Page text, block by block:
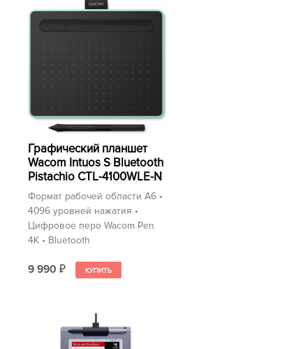
Графический планшет
Wacom Intuos S Bluetooth
Pistachio CTL-4100WLE-N
Формат рабочей области A6 •
4096 уровней нажатия •
Цифровое перо Wacom Pen
4K • Bluetooth
9 990 ₽